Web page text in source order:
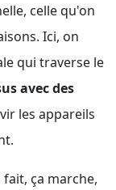
celle qu'on
Ici, on
qui traverse le
avec des
les appareils
ça marche,